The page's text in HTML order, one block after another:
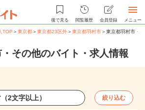
後で見る 閲覧履歴 会員登録 メニュー
TOP ＞東京都＞東京都23区外＞東京都羽村市＞東京都羽村市・
その他のバイト・求人情報
絞り込む